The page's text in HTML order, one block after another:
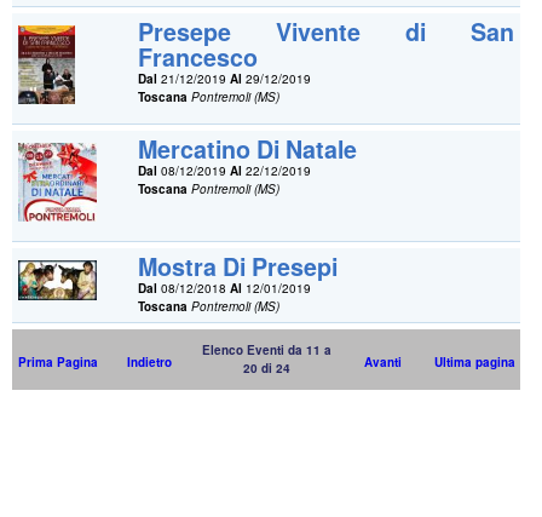
Presepe Vivente di San
Francesco
Dal 21/12/2019Al 29/12/2019
Toscana Pontremoli (MS)
Mercatino Di Natale
Dal 08/12/2019Al 22/12/2019
Toscana Pontremoli (MS)
Mostra Di Presepi
Dal 08/12/2018Al 12/01/2019
Toscana Pontremoli (MS)
Prima Pagina Indietro
Elenco Eventi da 11 a
20 di 24
Avanti Ultima pagina